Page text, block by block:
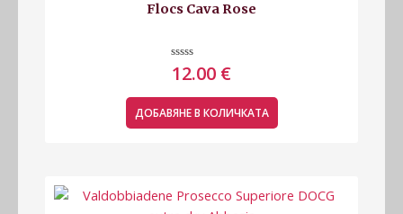
Flocs Cava Rose
Оценено
с
от
5
12.00 €
ДОБАВЯНЕ В КОЛИЧКАТА